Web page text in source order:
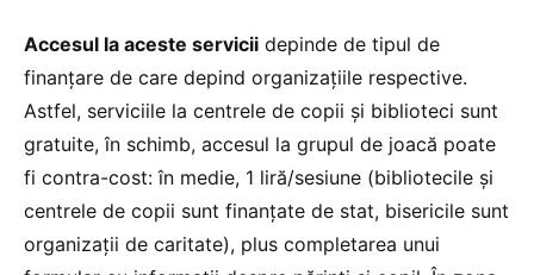
Accesul la aceste servicii depinde de tipul de
finanțare de care depind organizațiile respective.
Astfel, serviciile la centrele de copii și biblioteci sunt
gratuite, în schimb, accesul la grupul de joacă poate
fi contra-cost: în medie, 1 liră/sesiune (bibliotecile și
centrele de copii sunt finanțate de stat, bisericile sunt
organizații de caritate), plus completarea unui